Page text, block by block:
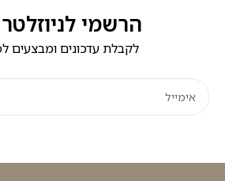
הרשמי
לקבלת עדכונים ומבצעים